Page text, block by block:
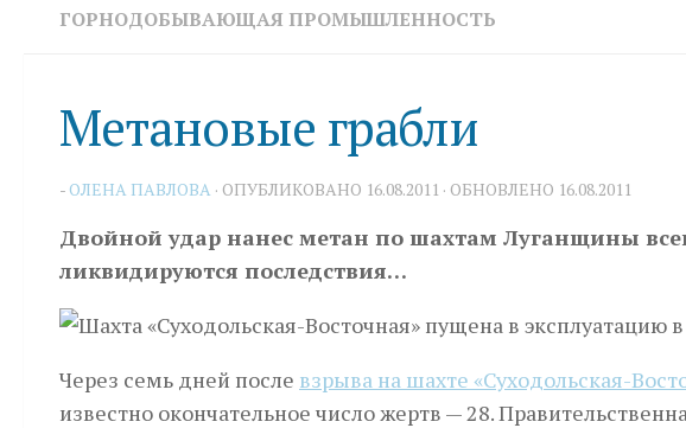
ГОРНОДОБЫВАЮЩАЯ ПРОМЫШЛЕННОСТЬ
Метановые грабли
- ОЛЕНА ПАВЛОВА · ОПУБЛИКОВАНО 16.08.2011 · ОБНОВЛЕНО 16.08.2011
Двойной удар нанес метан по шахтам Луганщины
ликвидируются последствия…
Через семь дней после взрыва на шахте «Суходольская-
известно окончательное число жертв — 28.